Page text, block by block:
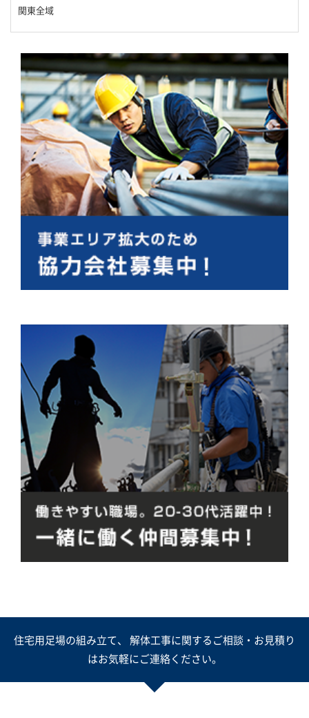
関東全域
住宅用足場の組み立て、 解体工事に関するご相談・お見積り
はお気軽にご連絡ください。